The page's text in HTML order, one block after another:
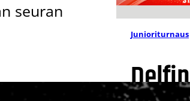
seuran
Junioriturnaus